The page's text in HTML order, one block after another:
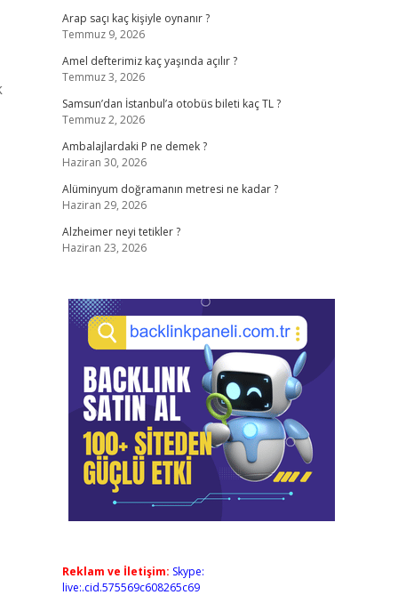
Arap saçı kaç kişiyle oynanır ?
Temmuz 9, 2026
Amel defterimiz kaç yaşında açılır ?
Temmuz 3, 2026
Samsun’dan İstanbul’a otobüs bileti kaç TL ?
Temmuz 2, 2026
Ambalajlardaki P ne demek ?
Haziran 30, 2026
Alüminyum doğramanın metresi ne kadar ?
Haziran 29, 2026
Alzheimer neyi tetikler ?
Haziran 23, 2026
Reklam ve İletişim: Skype:
live:.cid.575569c608265c69